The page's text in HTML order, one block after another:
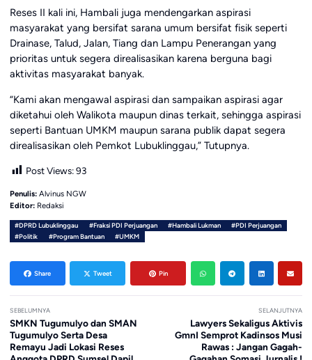
Reses II kali ini, Hambali juga mendengarkan aspirasi
masyarakat yang bersifat sarana umum bersifat fisik seperti
Drainase, Talud, Jalan, Tiang dan Lampu Penerangan yang
prioritas untuk segera direalisasikan karena berguna bagi
aktivitas masyarakat banyak.
“Kami akan mengawal aspirasi dan sampaikan aspirasi agar
diketahui oleh Walikota maupun dinas terkait, sehingga aspirasi
seperti Bantuan UMKM maupun sarana publik dapat segera
direalisasikan oleh Pemkot Lubuklinggau,” Tutupnya.
Post Views: 93
Penulis: Alvinus NGW
Editor: Redaksi
#DPRD Lubuklinggau #Fraksi PDI Perjuangan #Hambali Lukman
#PDI Perjuangan
#Politik
#Program Bantuan #UMKM
Share Tweet Pin
SEBELUMNYA
SMKN Tugumulyo dan SMAN
Tugumulyo Serta Desa
Remayu Jadi Lokasi Reses
SELANJUTNYA
Lawyers Sekaligus Aktivis
GmnI Semprot Kadinsos Musi
Rawas : Jangan Gagah-